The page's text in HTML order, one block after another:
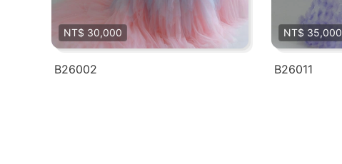
NT$ 30,000
B26002
NT$ 35,000
B26011